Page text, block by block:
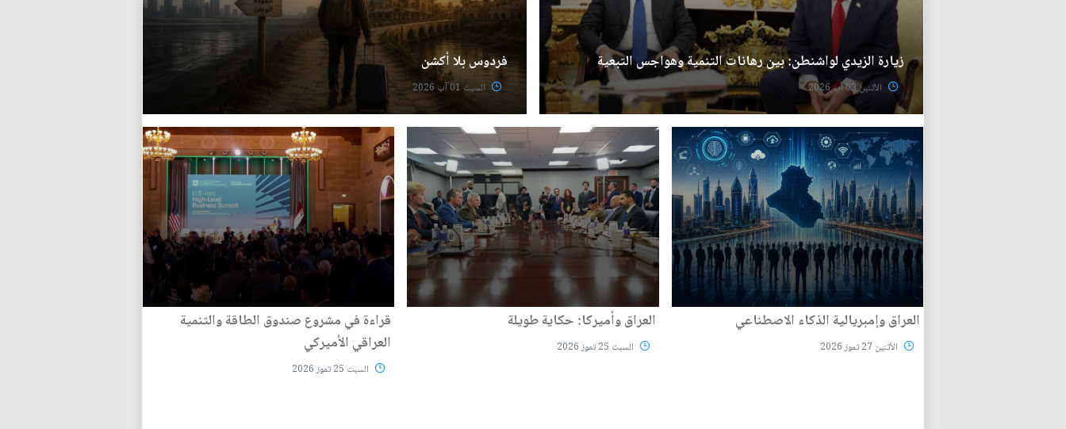
زيارة الزيدي لواشنطن: بين رهانات التنمية وهواجس التبعية
الأثنين 03 آب 2026
فردوس بلا أكشن
السبت 01 آب 2026
العراق وإمبريالية الذكاء الاصطناعي
الأثنين 27 تموز 2026
العراق وأميركا: حكاية طويلة
السبت 25 تموز 2026
قراءة في مشروع صندوق الطاقة والتنمية
العراقي الأميركي
السبت 25 تموز 2026